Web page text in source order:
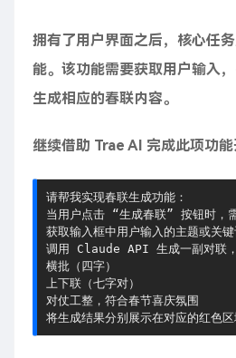
拥有了用户界面之后，核心任
能。该功能需要获取用户输入
生成相应的春联内容。
继续借助 Trae AI 完成此项功能
请帮我实现春联生成功能：
当用户点击 “生成春联” 按钮时，
获取输入框中用户输入的主题或关键
调用 Claude API 生成一副对联，
横批（四字）
上下联（七字对）
对仗工整，符合春节喜庆氛围